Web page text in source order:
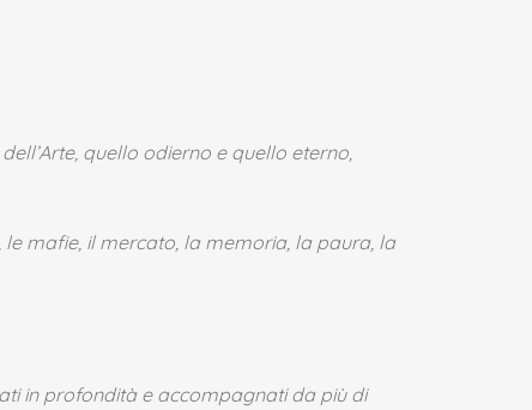
quello odierno e quello eterno,
mafie, il mercato, la memoria, la paura, la
in profondità e accompagnati da più di